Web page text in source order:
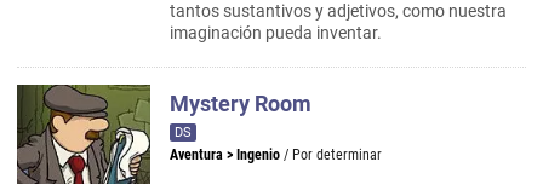
tantos sustantivos y adjetivos, como nuestra
imaginación pueda inventar.
Mystery Room
DS
Aventura > Ingenio / Por determinar